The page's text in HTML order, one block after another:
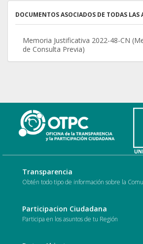
DOCUMENTOS ASOCIADOS DE TODAS LAS
Memoria Justificativa 2022-48-CN
de Consulta Previa)
Transparencia
Obtén todo tipo de información sobre la
Participacion Ciudadana
Participa en los asuntos de tu Región